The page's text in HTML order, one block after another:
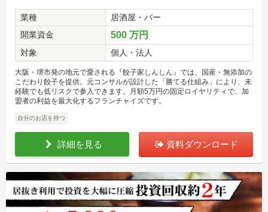
業種
居酒屋・バー
開業資金
500 万円
対象 個人・法人
大阪・堺市発の地元で愛される『餃子家しんしん』では、国産・無添加の
こだわり餃子を提供。元コンサルが設計した「勝てる仕組み」により、未
経験でも低リスクで参入できます。月額5万円の固定ロイヤリティで、加
盟者の利益を最大化するフランチャイズです。
自分のお店を持つ
詳細を見る 資料ダウンロード